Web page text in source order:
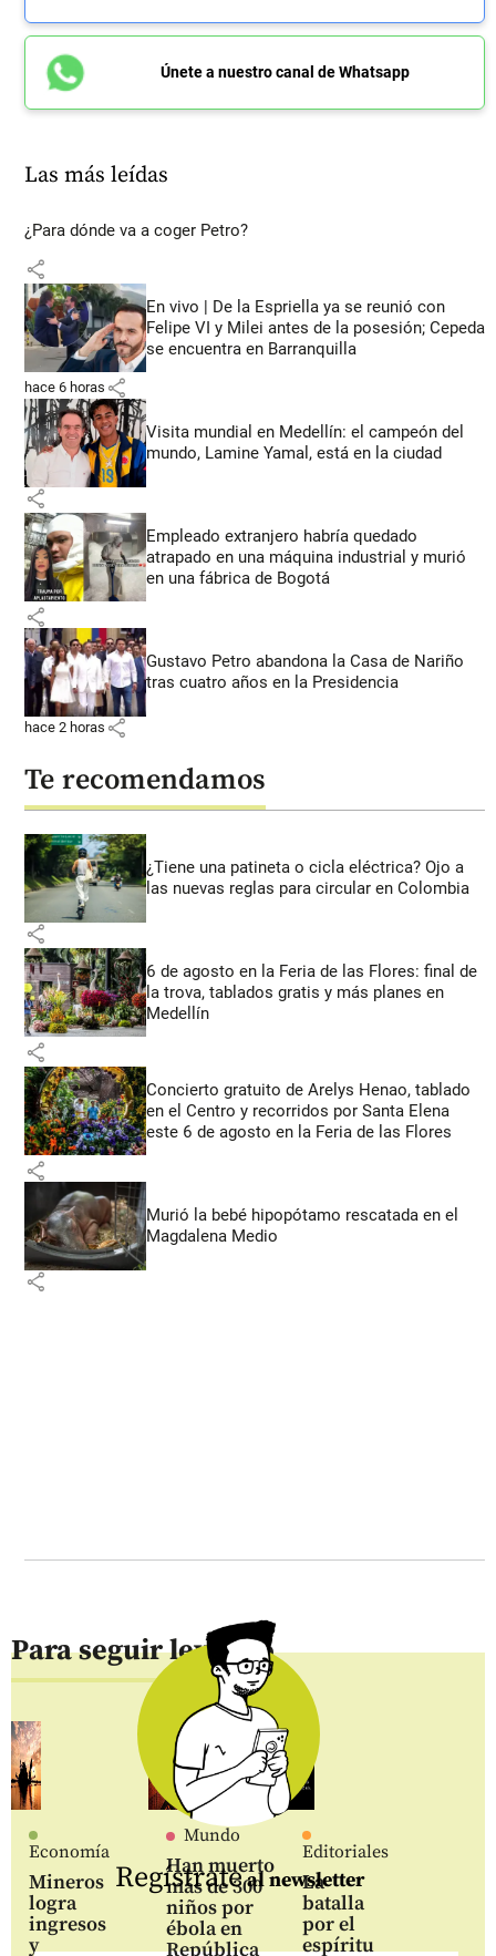
Únete a nuestro canal de Whatsapp
Las más leídas
¿Para dónde va a coger Petro?
share
En vivo | De la Espriella ya se reunió con
Felipe VI y Milei antes de la posesión; Cepeda
se encuentra en Barranquilla
hace 6 horas share
Visita mundial en Medellín: el campeón del
mundo, Lamine Yamal, está en la ciudad
share
Empleado extranjero habría quedado
atrapado en una máquina industrial y murió
en una fábrica de Bogotá
share
Gustavo Petro abandona la Casa de Nariño
tras cuatro años en la Presidencia
hace 2 horas share
Te recomendamos
¿Tiene una patineta o cicla eléctrica? Ojo a
las nuevas reglas para circular en Colombia
share
6 de agosto en la Feria de las Flores: final de
la trova, tablados gratis y más planes en
Medellín
share
Concierto gratuito de Arelys Henao, tablado
en el Centro y recorridos por Santa Elena
este 6 de agosto en la Feria de las Flores
share
Murió la bebé hipopótamo rescatada en el
Magdalena Medio
share
Para seguir leyendo
Economía
Mineros
logra
ingresos
y
Mundo
Han muerto
más de 300
niños por
ébola en
República
Editoriales
La
batalla
por el
espíritu
Regístrateal newsletter